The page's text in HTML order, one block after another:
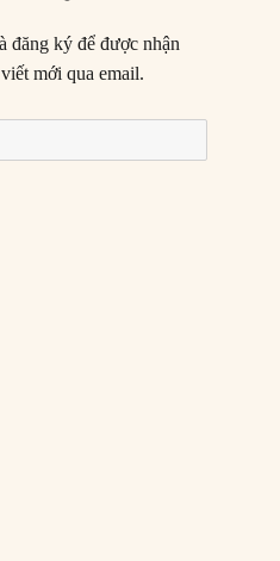
đăng ký để được nhận
mới qua email.